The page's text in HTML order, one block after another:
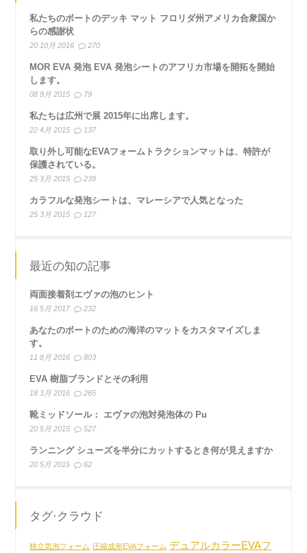
私たちのボートのデッキ マット フロリダ州アメリカ合衆国か
らの感謝状
20 10月 2016 270
MOR EVA 発泡 EVA 発泡シートのアフリカ市場を開拓を開始
します。
08 9月 2015 79
私たちは広州で展 2015年に出席します。
22 4月 2015 137
取り外し可能なEVAフォームトラクションマットは、特許が
保護されている。
25 3月 2015 239
カラフルな発泡シートは、マレーシアで人気となった
25 3月 2015 127
最近の知の記事
両面接着剤エヴァの泡のヒント
16 5月 2017 232
あなたのボートのための海洋のマットをカスタマイズしま
す。
11 8月 2016 803
EVA 樹脂ブランドとその利用
18 3月 2016 265
靴ミッドソール： エヴァの泡対発泡体の Pu
20 5月 2015 527
ランニング シューズを半分にカットするとき何が見えますか
20 5月 2015 62
タグ·クラウド
独立気泡フォーム 圧縮成形EVAフォーム デュアルカラーEVAフ